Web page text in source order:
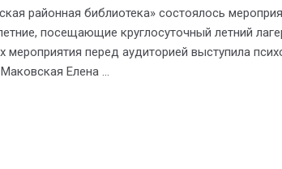
районная библиотека» состоялось
посещающие круглосуточный летний
перед аудиторией выступила
Елена …